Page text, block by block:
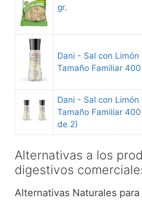
gr.
Dani - Sal con
Tamaño Familiar 400
Dani - Sal con
Tamaño Familiar
de 2)
Alternativas a los
digestivos
Alternativas Naturales